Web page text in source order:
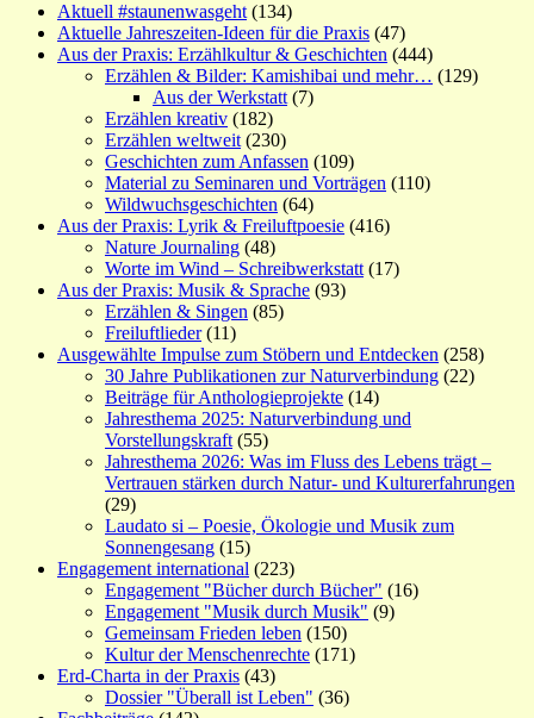
Aktuell #staunenwasgeht (134)
Aktuelle Jahreszeiten-Ideen für die Praxis (47)
Aus der Praxis: Erzählkultur & Geschichten (444)
Erzählen & Bilder: Kamishibai und mehr… (129)
Aus der Werkstatt (7)
Erzählen kreativ (182)
Erzählen weltweit (230)
Geschichten zum Anfassen (109)
Material zu Seminaren und Vorträgen (110)
Wildwuchsgeschichten (64)
Aus der Praxis: Lyrik & Freiluftpoesie (416)
Nature Journaling (48)
Worte im Wind – Schreibwerkstatt (17)
Aus der Praxis: Musik & Sprache (93)
Erzählen & Singen (85)
Freiluftlieder(11)
Ausgewählte Impulse zum Stöbern und Entdecken (258)
30 Jahre Publikationen zur Naturverbindung (22)
Beiträge für Anthologieprojekte (14)
Jahresthema 2025: Naturverbindung und
Vorstellungskraft (55)
Jahresthema 2026: Was im Fluss des Lebens trägt –
Vertrauen stärken durch Natur- und Kulturerfahrungen
(29)
Laudato si – Poesie, Ökologie und Musik zum
Sonnengesang (15)
Engagement international (223)
Engagement "Bücher durch Bücher" (16)
Engagement "Musik durch Musik" (9)
Gemeinsam Frieden leben (150)
Kultur der Menschenrechte (171)
Erd-Charta in der Praxis (43)
Dossier "Überall ist Leben" (36)